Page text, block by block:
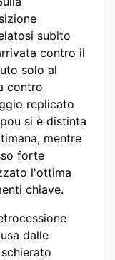
subito
contro il
solo al
contro
replicato
si è distinta
mentre
forte
l'ottima
chiave.
dalle